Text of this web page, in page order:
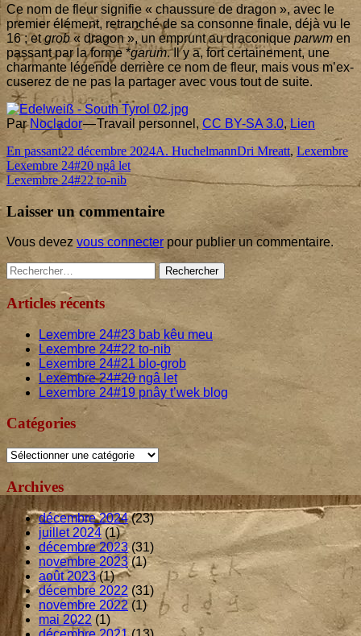
Ce nom de fleur signi­fie « chaus­sure de dra­gon », avec le
pre­mier élé­ment, retran­ché de sa consonne finale, déjà vu le
16; etgrob« dra­gon », un emprunt au dra­co­nique parwm en
pas­sant par la forme *garum. Il y a, fort cer­tai­ne­ment, une
char­mante légende der­rière ce nom de fleur, mais vous m’ex­
cu­se­rez de ne pas la par­ta­ger avec vous tout de suite.
ParNocla­dor—Tra­vail per­son­nel , CC BY-SA3.0,Lien
Format
En passantPublished
on
22 décembre 2024Author
A. HuchelmannCategories
Dri Mreatt, Lexembre
Navigation
de
l’article
Previous
article:
Lexembre 24#20 ngâ let
Next
article:
Lexembre24#22to-nib
Laisser un commentaire
Vous devez vous connecterpour publier un commentaire.
Main
Sidebar
Rechercher :
Articles récents
Lexembre 24#23 bab kêu meu
Lexembre 24#22 to-nib
Lexembre 24#21blo-grob
Lexembre24#20ngâ let
Lexembre 24#19 pnây t’wek blog
Catégories
Catégories
Archives
décembre 2024(23)
juillet 2024(1)
décembre 2023(31)
novembre 2023(1)
août 2023(1)
décembre 2022 (31)
novembre 2022(1)
mai 2022 (1)